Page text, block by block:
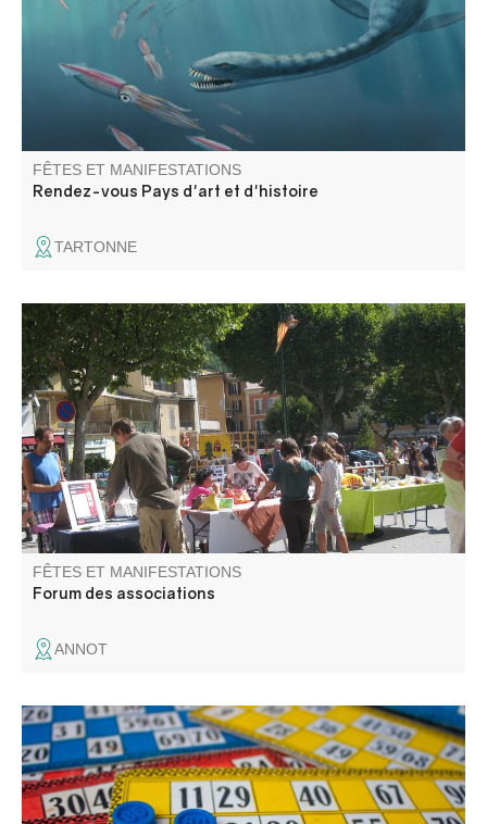
FÊTES ET MANIFESTATIONS
Rendez-vous Pays d'art et d'histoire
TARTONNE
Venez à la rencontre des associations pour découvrir les
activités qu'elles proposent tout au long de l'année.
FÊTES ET MANIFESTATIONS
Forum des associations
ANNOT
Soirée Bingo au gîte la Chambrette !! Venez gagner des
lots insolites autour d'un apéro dinatoire chaleureux.